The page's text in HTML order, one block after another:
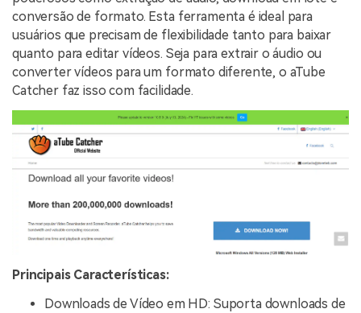
conversão de formato. Esta ferramenta é ideal para
usuários que precisam de flexibilidade tanto para baixar
quanto para editar vídeos. Seja para extrair o áudio ou
converter vídeos para um formato diferente, o aTube
Catcher faz isso com facilidade.
Principais Características:
Downloads de Vídeo em HD: Suporta downloads de